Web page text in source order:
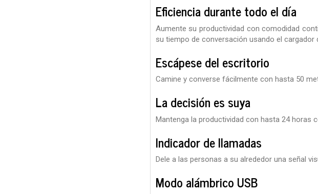
Eficiencia durante todo el día
Aumente su productividad con comodidad
su tiempo de conversación usando el
Escápese del escritorio
Camine y converse fácilmente con hasta 50
La decisión es suya
Mantenga la productividad con hasta 24 horas
Indicador de llamadas
Dele a las personas a su alrededor una señal
Modo alámbrico USB